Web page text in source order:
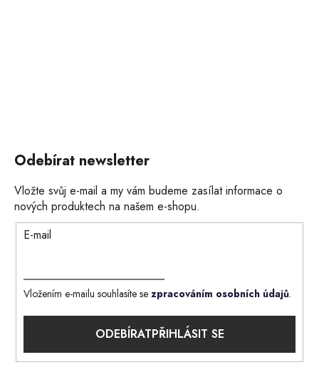
Odebírat newsletter
Vložte svůj e-mail a my vám budeme zasílat informace o
nových produktech na našem e-shopu.
E-mail
Vložením e-mailu souhlasíte se zpracováním osobních údajů.
PŘIHLÁSIT SE